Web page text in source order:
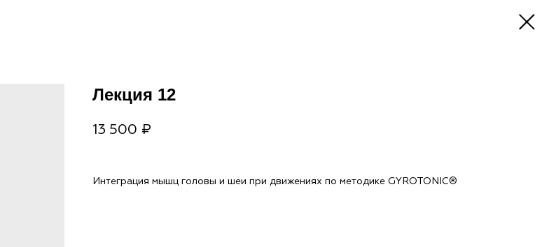
Лекция 12
13 500 ₽
Интеграция мышц головы и шеи при движениях по методике GYROTONIC®